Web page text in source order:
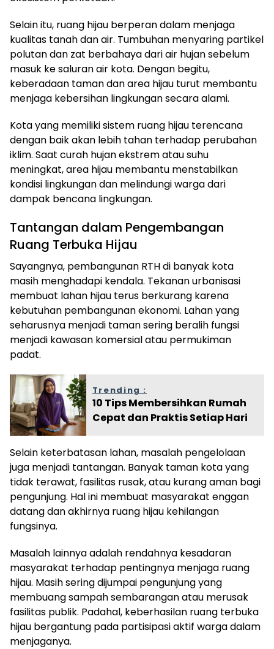
Selain itu, ruang hijau berperan dalam menjaga
kualitas tanah dan air. Tumbuhan menyaring partikel
polutan dan zat berbahaya dari air hujan sebelum
masuk ke saluran air kota. Dengan begitu,
keberadaan taman dan area hijau turut membantu
menjaga kebersihan lingkungan secara alami.
Kota yang memiliki sistem ruang hijau terencana
dengan baik akan lebih tahan terhadap perubahan
iklim. Saat curah hujan ekstrem atau suhu
meningkat, area hijau membantu menstabilkan
kondisi lingkungan dan melindungi warga dari
dampak bencana lingkungan.
Tantangan dalam Pengembangan
Ruang Terbuka Hijau
Sayangnya, pembangunan RTH di banyak kota
masih menghadapi kendala. Tekanan urbanisasi
membuat lahan hijau terus berkurang karena
kebutuhan pembangunan ekonomi. Lahan yang
seharusnya menjadi taman sering beralih fungsi
menjadi kawasan komersial atau permukiman
padat.
Trending :
10 Tips Membersihkan Rumah
Cepat dan Praktis Setiap Hari
Selain keterbatasan lahan, masalah pengelolaan
juga menjadi tantangan. Banyak taman kota yang
tidak terawat, fasilitas rusak, atau kurang aman bagi
pengunjung. Hal ini membuat masyarakat enggan
datang dan akhirnya ruang hijau kehilangan
fungsinya.
Masalah lainnya adalah rendahnya kesadaran
masyarakat terhadap pentingnya menjaga ruang
hijau. Masih sering dijumpai pengunjung yang
membuang sampah sembarangan atau merusak
fasilitas publik. Padahal, keberhasilan ruang terbuka
hijau bergantung pada partisipasi aktif warga dalam
menjaganya.